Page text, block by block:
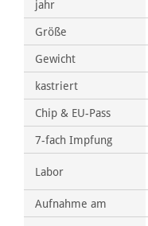
jahr
Größe
Gewicht
kastriert
Chip & EU-Pass
7-fach Impfung
Labor
Aufnahme am